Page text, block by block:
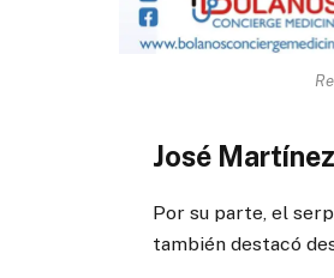
José
Por su parte, el
también destacó